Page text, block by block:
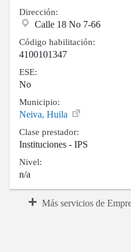
Dirección:
Calle 18 No 7-66
Código habilitación:
4100101347
ESE:
No
Municipio:
Neiva, Huila
Clase prestador:
Instituciones - IPS
Nivel:
n/a
Más servicios de